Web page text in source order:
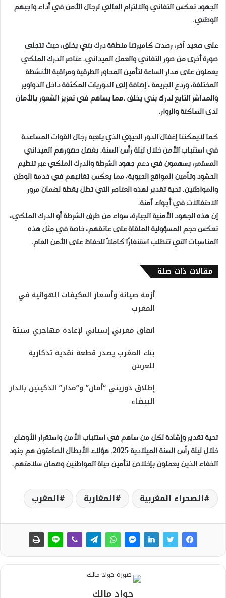
الجهود تعكس التفاني والالتزام العالي لرجال الأمن في أداء واجبهم
الوطني.
على صعيد آخر، رصدت كاميرتنا منطقة درك بني يخلف، حيث تتجلى
صورة أخرى من صور التفاني والعمل الميداني. عناصر الدرك الملكي
يعملون على مدار الساعة لتأمين المحاور الطرقية ومراقبة الأنشطة
المختلفة، وردع الجريمة ، إضافة إلى الدوريات المكثفة داخل الدواوير
والمداشر التابع لدرك بني يخلف .مما يساهم في تعزيز الشعور بالأمان
لدى الساكنة والزوار.
كما لايمكننا إغفال الدور الحيوي الذي يلعبه رجال القوات المساعدة
في استتباب الأمن خلال ليلة رأس السنة. بفضل حضورهم الميداني
المستمر، يسهمون في دعم جهود الشرطة والدرك الملكي عبر تنظيم
الحشود وتأمين المواقع الحيوية، مما يعكس تفانيهم في خدمة الوطن
والمواطنين. تحية تقدير لهذه العناصر التي تظل يقظة لضمان مرور
الاحتفالات في أجواء آمنة.
إن هذه الجهود الأمنية الجبارة، سواء من طرف الشرطة أو الدرك الملكي،
تعكس حجم المسؤولية الملقاة على عاتقهم، خاصة في مثل هذه
المناسبات التي تتطلب استنفارًا كاملاً للحفاظ على الأمن العام.
مقالات ذات صلة
أزمة صيانة وأسعار المكيفات الهوائية في
المغرب
اتفاق مغربي إسباني لإعادة مهاجري سبتة
بنك المغرب يصدر قطعة نقدية تذكارية
للعرش
إطلاق دوريتي “أمان” و”مدار” الذكيتين بالدار
البيضاء
تحية تقدير وإشادة لكل من ساهم في استتباب الأمن واستقرار الأوضاع
خلال ليلة رأس السنة الميلادية 2025. هؤلاء الأبطال الصامتون هم جنود
الخفاء الذين يعملون بإخلاص لتأمين حياة المواطنين وضمان سلامتهم.
الصحراء المغربية المغاربة المغرب
جواد مالك